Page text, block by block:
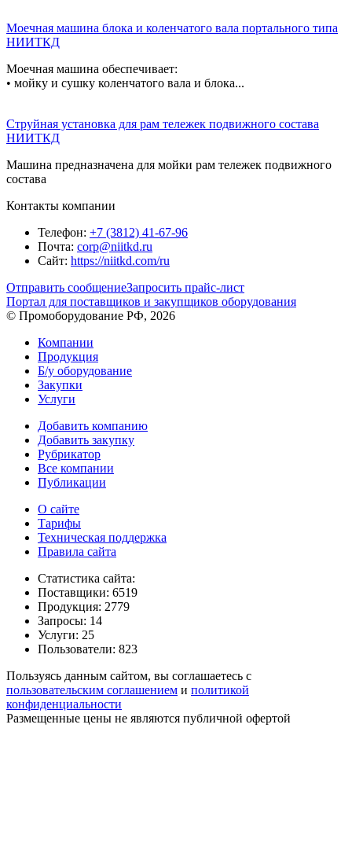
Моечная машина блока и коленчатого вала портального типа
НИИТКД
Моечная машина обеспечивает:
• мойку и сушку коленчатого вала и блока...
Струйная установка для рам тележек подвижного состава
НИИТКД
Машина предназначена для мойки рам тележек подвижного
состава
Контакты компании
Телефон: +7 (3812) 41-67-96
Почта: corp@niitkd.ru
Сайт: https://niitkd.com/ru
Отправить сообщениеЗапросить прайс-лист
Портал для поставщиков и закупщиков оборудования
© Промоборудование РФ, 2026
Компании
Продукция
Б/у оборудование
Закупки
Услуги
Добавить компанию
Добавить закупку
Рубрикатор
Все компании
Публикации
О сайте
Тарифы
Техническая поддержка
Правила сайта
Статистика сайта:
Поставщики: 6519
Продукция: 2779
Запросы: 14
Услуги: 25
Пользователи: 823
Пользуясь данным сайтом, вы соглашаетесь с
пользовательским соглашением и политикой
конфиденциальности
Размещенные цены не являются публичной офертой